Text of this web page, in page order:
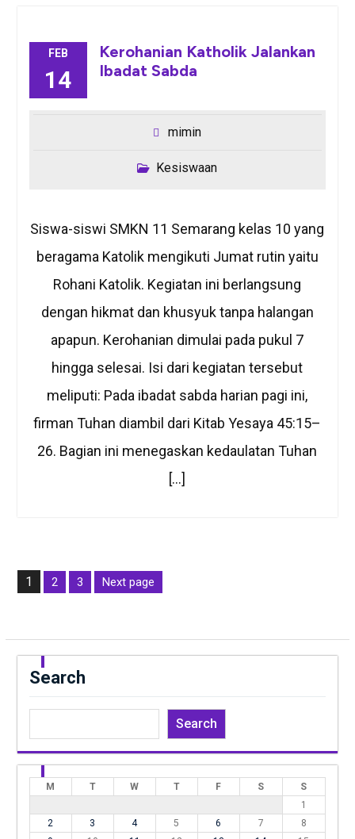
FEB
14
Kerohanian Katholik Jalankan
Ibadat Sabda
mimin
Kesiswaan
Siswa-siswi SMKN 11 Semarang kelas 10 yang
beragama Katolik mengikuti Jumat rutin yaitu
Rohani Katolik. Kegiatan ini berlangsung
dengan hikmat dan khusyuk tanpa halangan
apapun. Kerohanian dimulai pada pukul 7
hingga selesai. Isi dari kegiatan tersebut
meliputi: Pada ibadat sabda harian pagi ini,
firman Tuhan diambil dari Kitab Yesaya 45:15–
26. Bagian ini menegaskan kedaulatan Tuhan
[…]
Posts
pagination
Page
1 Page
2 Page
3 Next page
Search
Search
M T W T F S
S
1
2
3 4 5 6 7
8